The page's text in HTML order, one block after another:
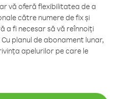
vă oferă flexibilitatea de a
către numere de fix și
a fi necesar să vă reînnoiți
planul de abonament lunar,
apelurilor pe care le